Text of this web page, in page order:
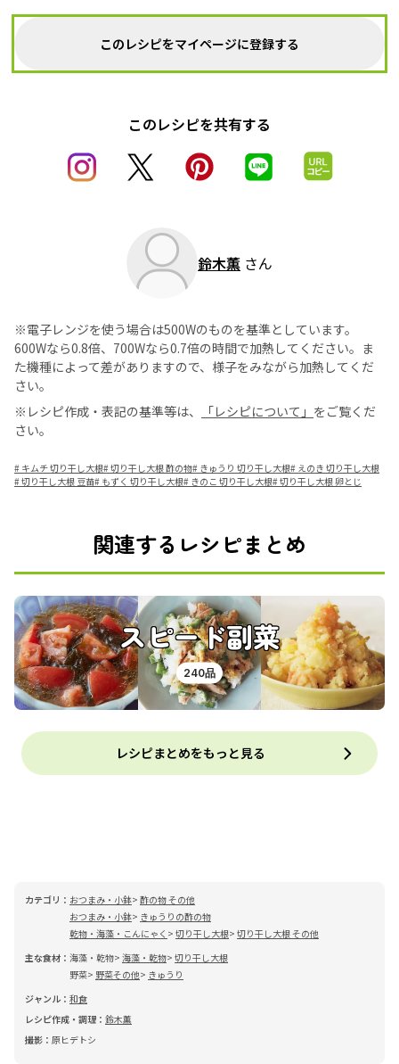
このレシピをマイページに登録する
このレシピを共有する
鈴木薫 さん
※電子レンジを使う場合は500Wのものを基準としています。
600Wなら0.8倍、700Wなら0.7倍の時間で加熱してください。ま
た機種によって差がありますので、様子をみながら加熱してくだ
さい。
※レシピ作成・表記の基準等は、
「レシピについて」 をご覧くだ
さい。
# キムチ 切り干し大根#切り干し大根 酢の物# きゅうり 切り干し大根# えのき 切り干し大根
#切り干し大根 豆苗# もずく 切り干し大根# きのこ 切り干し大根#切り干し大根 卵とじ
関連するレシピまとめ
スピード副菜
240品
レシピまとめをもっと見る
カテゴリ： おつまみ・小鉢 酢の物 その他
おつまみ・小鉢
きゅうりの酢の物
乾物・海藻・こんにゃく
切り干し大根 切り干し大根 その他
主な食材： 海藻・乾物 海藻・乾物 切り干し大根
野菜
野菜その他
きゅうり
ジャンル： 和食
レシピ作成・調理： 鈴木薫
撮影： 原ヒデトシ